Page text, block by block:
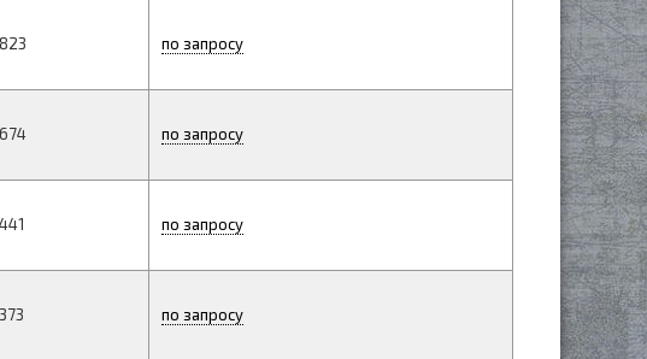
по запросу
по запросу
по запросу
по запросу